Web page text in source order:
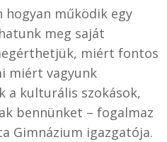
hogyan működik egy
meg saját
miért fontos
miért vagyunk
a kulturális szokások,
bennünket – fogalmaz
Gimnázium igazgatója.